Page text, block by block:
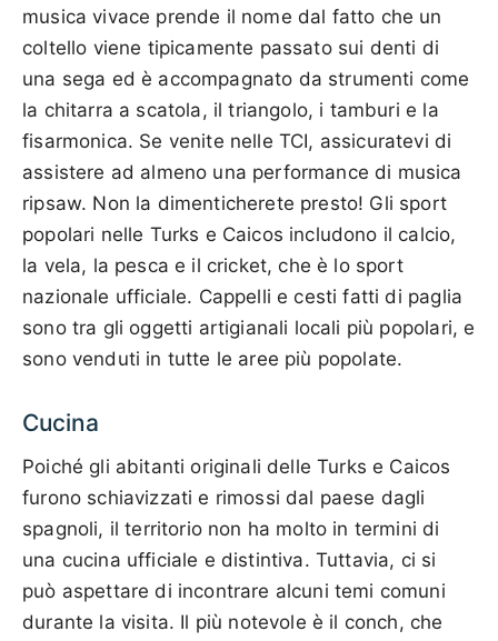
musica vivace prende il nome dal fatto che un
coltello viene tipicamente passato sui denti di
una sega ed è accompagnato da strumenti come
la chitarra a scatola, il triangolo, i tamburi e la
fisarmonica. Se venite nelle TCI, assicuratevi di
assistere ad almeno una performance di musica
ripsaw. Non la dimenticherete presto! Gli sport
popolari nelle Turks e Caicos includono il calcio,
la vela, la pesca e il cricket, che è lo sport
nazionale ufficiale. Cappelli e cesti fatti di paglia
sono tra gli oggetti artigianali locali più popolari, e
sono venduti in tutte le aree più popolate.
Cucina
Poiché gli abitanti originali delle Turks e Caicos
furono schiavizzati e rimossi dal paese dagli
spagnoli, il territorio non ha molto in termini di
una cucina ufficiale e distintiva. Tuttavia, ci si
può aspettare di incontrare alcuni temi comuni
durante la visita. Il più notevole è il conch, che